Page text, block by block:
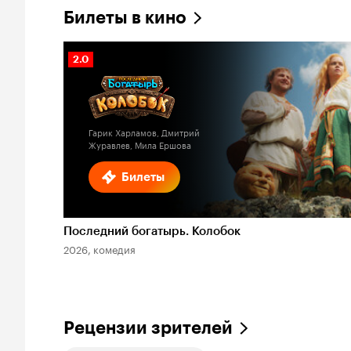
Билеты в кино
Билеты
Рейтинг
Кинопоиска
2.0
Гарик Харламов, Дмитрий
Журавлев, Мила Ершова
Последний богатырь. Колобок
2026, комедия
Рецензии зрителей